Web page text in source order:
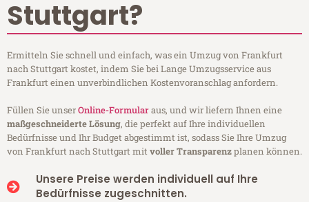
Stuttgart?
Ermitteln Sie schnell und einfach, was ein Umzug von Frankfurt
nach Stuttgart kostet, indem Sie bei Lange Umzugsservice aus
Frankfurt einen unverbindlichen Kostenvoranschlag anfordern.
Füllen Sie unserOnline-Formularaus, und wir liefern Ihnen eine
maßgeschneiderte Lösung, die perfekt auf Ihre individuellen
Bedürfnisse und Ihr Budget abgestimmt ist, sodass Sie Ihre Umzug
von Frankfurt nach Stuttgart mitvoller Transparenzplanen können.
Unsere Preise werden individuell auf Ihre
Bedürfnisse zugeschnitten.